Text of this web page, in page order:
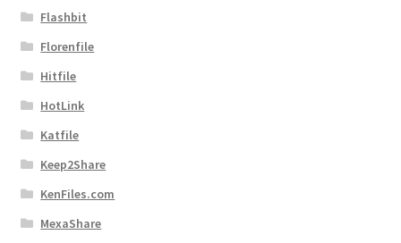
Flashbit
Florenfile
Hitfile
HotLink
Katfile
Keep2Share
KenFiles.com
MexaShare